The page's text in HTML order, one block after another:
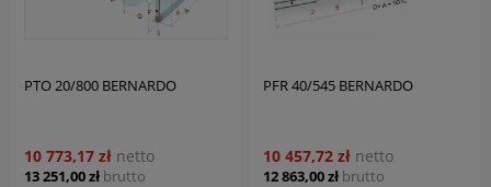
PTO 20/800 BERNARDO
13 251,00 zł brutto
10 773,17 zł netto
PFR 40/545 BERNARDO
12 863,00 zł brutto
10 457,72 zł netto